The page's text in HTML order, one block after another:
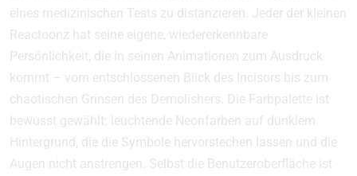
eines medizinischen Tests zu distanzieren. Jeder der kleinen
Reactoonz hat seine eigene, wiedererkennbare
Persönlichkeit, die in seinen Animationen zum Ausdruck
kommt – vom entschlossenen Blick des Incisors bis zum
chaotischen Grinsen des Demolishers. Die Farbpalette ist
bewusst gewählt: leuchtende Neonfarben auf dunklem
Hintergrund, die die Symbole hervorstechen lassen und die
Augen nicht anstrengen. Selbst die Benutzeroberfläche ist